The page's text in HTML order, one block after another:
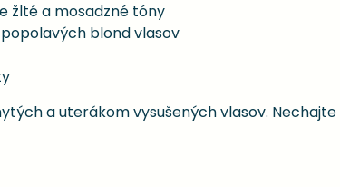
žlté a mosadzné tóny
blond vlasov
a uterákom vysušených vlasov.